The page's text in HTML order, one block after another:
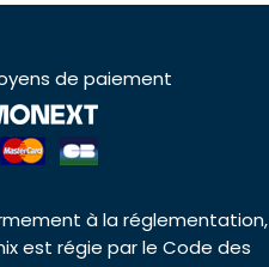
de paiement
à la réglementation,
est régie par le Code des